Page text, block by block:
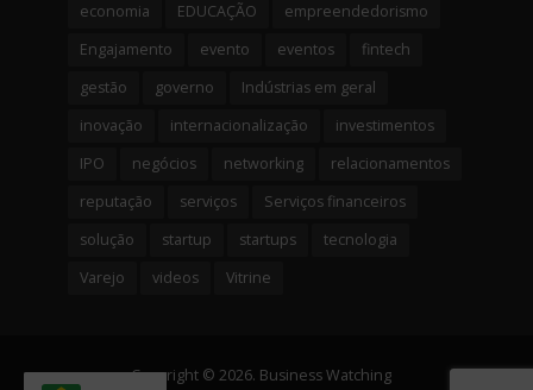
economia
EDUCAÇÃO
empreendedorismo
Engajamento
evento eventos
fintech
gestão
governo
Indústrias em geral
inovação
internacionalização
investimentos
IPO
negócios networking
relacionamentos
reputação
serviços
Serviços financeiros
solução
startup startups
tecnologia
Varejo
videos Vitrine
Copyright © 2026. Business Watching